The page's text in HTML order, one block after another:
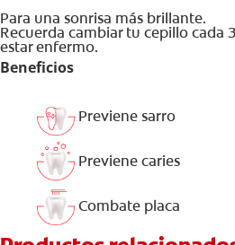
Para una sonrisa más brillante.
Recuerda cambiar tu cepillo cada
estar enfermo.
Beneficios
Previene sarro
Previene caries
Combate placa